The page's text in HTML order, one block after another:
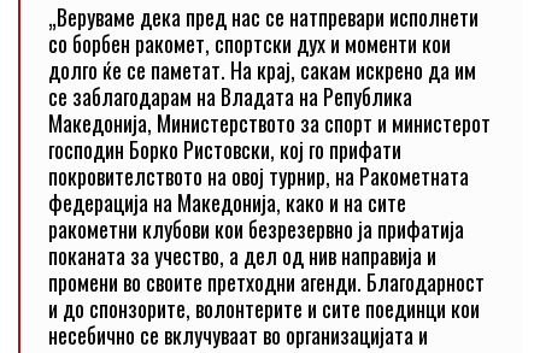
„Веруваме дека пред нас се натпревари исполнети
со борбен ракомет, спортски дух и моменти кои
долго ќе се паметат. На крај, сакам искрено да им
се заблагодарам на Владата на Република
Македонија, Министерството за спорт и министерот
господин Борко Ристовски, кој го прифати
покровителството на овој турнир, на Ракометната
федерација на Македонија, како и на сите
ракометни клубови кои безрезервно ја прифатија
поканата за учество, а дел од нив направија и
промени во своите претходни агенди. Благодарност
и до спонзорите, волонтерите и сите поединци кои
несебично се вклучуваат во организацијата и